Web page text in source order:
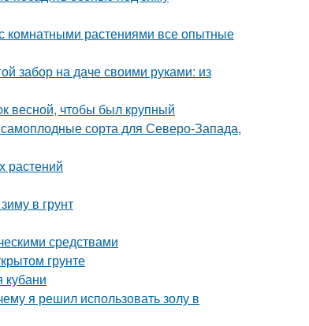
комнатными растениями все опытные
забор на даче своими руками: из
весной, чтобы был крупный
сорта для Северо-Запада,
растений
в грунт
средствами
грунте
кубани
я решил использовать золу в